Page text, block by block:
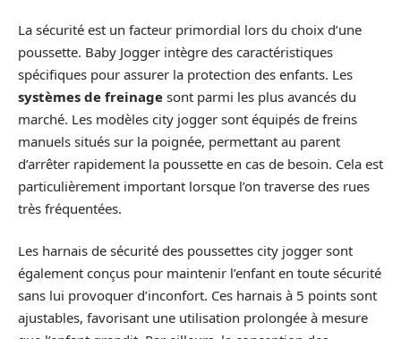
La sécurité est un facteur primordial lors du choix d’une
poussette. Baby Jogger intègre des caractéristiques
spécifiques pour assurer la protection des enfants. Les
systèmes de freinage sont parmi les plus avancés du
marché. Les modèles city jogger sont équipés de freins
manuels situés sur la poignée, permettant au parent
d’arrêter rapidement la poussette en cas de besoin. Cela est
particulièrement important lorsque l’on traverse des rues
très fréquentées.
Les harnais de sécurité des poussettes city jogger sont
également conçus pour maintenir l’enfant en toute sécurité
sans lui provoquer d’inconfort. Ces harnais à 5 points sont
ajustables, favorisant une utilisation prolongée à mesure